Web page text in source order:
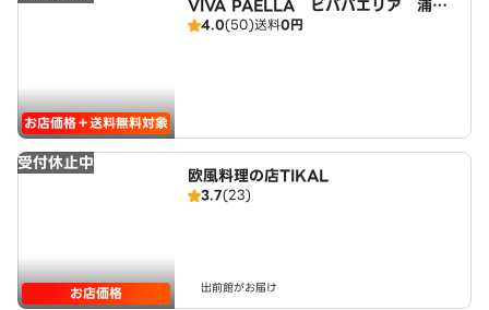
お店価格＋送料無料対象
VIVA PAELLA ビバパエリア 浦和
店4.0(50)送料0円
受付休止中
お店価格
欧風料理の店TIKAL
3.7(23)
出前館がお届け